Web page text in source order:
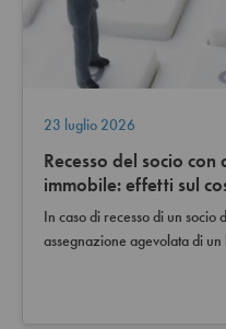
23 luglio 2026
Recesso del socio
immobile: effetti sul
In caso di recesso di un socio
assegnazione agevolata di